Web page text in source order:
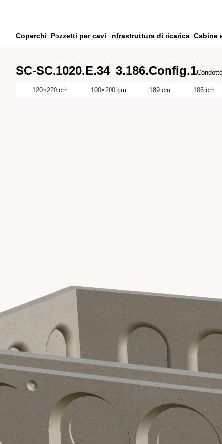
Vai al tuo account
Coperchi Pozzetti per cavi Infrastruttura di ricarica Cabine
SC-SC.1020.E.34_3.186.Config.1
120×220 cm 100×200 cm 189 cm 186 cm